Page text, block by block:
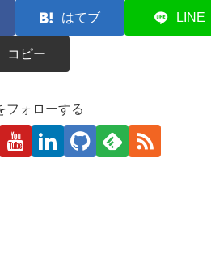
はてブ LINE
コピー
フォローする